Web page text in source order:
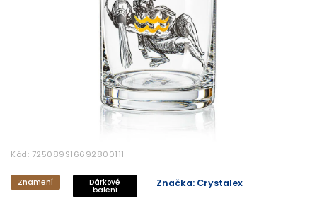
Kód: 725089S16692800111
Znamení Dárkové
balení
Značka: Crystalex